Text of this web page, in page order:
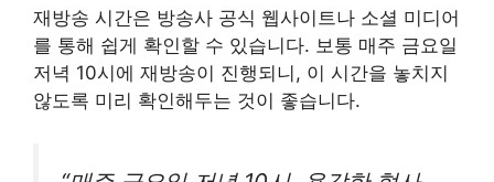
재방송 시간은 방송사 공식 웹사이트나 소셜 미디어
를 통해 쉽게 확인할 수 있습니다. 보통 매주 금요일
저녁 10시에 재방송이 진행되니, 이 시간을 놓치지
않도록 미리 확인해두는 것이 좋습니다.